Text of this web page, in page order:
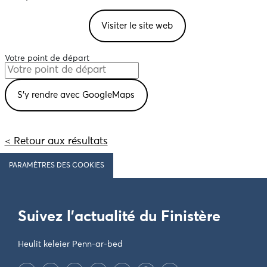
Visiter le site web
Votre point de départ
< Retour aux résultats
PARAMÈTRES DES COOKIES
Suivez l'actualité du Finistère
Heulit keleier Penn-ar-bed